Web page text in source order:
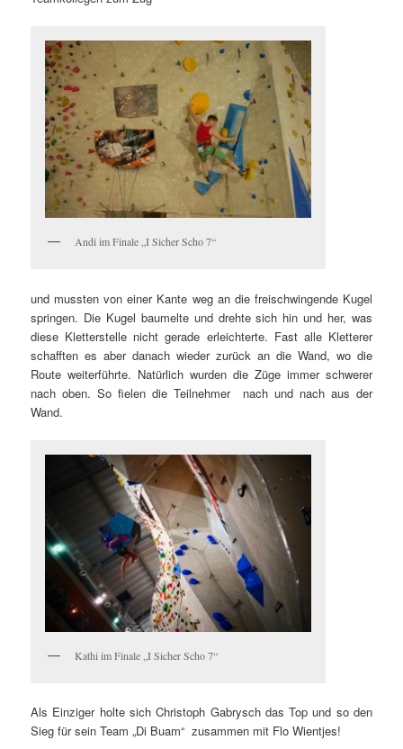
Andi im Finale „I Sicher Scho 7“
und mussten von einer Kante weg an die freischwingende Kugel
springen. Die Kugel baumelte und drehte sich hin und her, was
diese Kletterstelle nicht gerade erleichterte. Fast alle Kletterer
schafften es aber danach wieder zurück an die Wand, wo die
Route weiterführte. Natürlich wurden die Züge immer schwerer
nach oben. So fielen die Teilnehmer nach und nach aus der
Wand.
Kathi im Finale „I Sicher Scho 7“
Als Einziger holte sich Christoph Gabrysch das Top und so den
Sieg für sein Team „Di Buam“ zusammen mit Flo Wientjes!